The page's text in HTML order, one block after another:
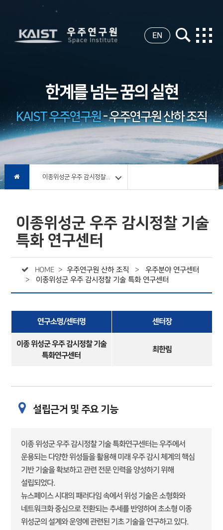
EN
한계를 넘는 꿈의 실현
KAIST 우주연구원- 우주연구원 산하 조직
이종위성군 우주 감시정찰...
이종위성군 우주 감시정찰 기술
특화 연구센터
HOME > 우주연구원 산하 조직 > 우주분야 연구센터
> 이종위성군 우주 감시정찰 기술 특화 연구센터
연구소명/센터명 센터장
이종 위성군 우주 감시정찰 기술
특화연구센터
최한림
설립근거 및 주요 기능
이종 위성군 우주 감시정찰 기술 특화연구센터는 우주에서
운용되는 다양한 위성들을 활용해 미래 우주 감시 체계의 핵심
기반 기술을 확보하고 관련 전문 인력을 양성하기 위해
설립되었다.
뉴스페이스 시대의 패러다임 속에서 위성 기술은 소형화와
네트워크화 중심으로 전환되는 추세를 반영하여 초소형 이종
위성군의 설계와 운영에 관련된 기초 기술을 연구하고 있다.